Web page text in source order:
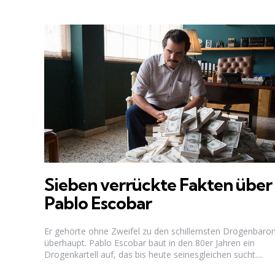
Sieben verrückte Fakten über
Pablo Escobar
Er gehörte ohne Zweifel zu den schillernsten
überhaupt. Pablo Escobar baut in den 80er Jahren ein
Drogenkartell auf, das bis heute seinesgleichen sucht....